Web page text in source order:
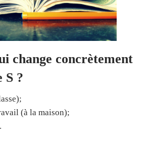
change concrètement
S ?
(à la maison);